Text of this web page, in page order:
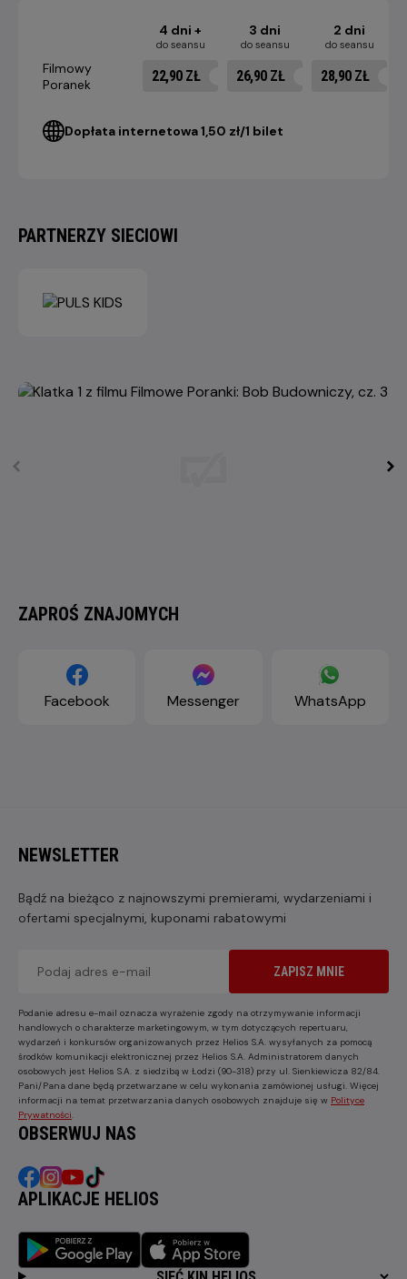
4 dni +
do seansu
3 dni
do seansu
2 dni
do seansu
Filmowy
Poranek
22,90 ZŁ 26,90 ZŁ 28,90 ZŁ
Dopłata internetowa 1,50 zł/1 bilet
PARTNERZY SIECIOWI
ZAPROŚ ZNAJOMYCH
Facebook Messenger WhatsApp
NEWSLETTER
Bądź na bieżąco z najnowszymi premierami, wydarzeniami i
ofertami specjalnymi, kuponami rabatowymi
ZAPISZ MNIE
Podanie adresu e-mail oznacza wyrażenie zgody na otrzymywanie informacji
handlowych o charakterze marketingowym, w tym dotyczących repertuaru,
wydarzeń i konkursów organizowanych przez Helios S.A. wysyłanych za pomocą
środków komunikacji elektronicznej przez Helios S.A. Administratorem danych
osobowych jest Helios S.A. z siedzibą w Łodzi (90-318) przy ul. Sienkiewicza 82/84.
Pani/Pana dane będą przetwarzane w celu wykonania zamówionej usługi. Więcej
informacji na temat przetwarzania danych osobowych znajduje się w Polityce
Prywatności
OBSERWUJ NAS
APLIKACJE HELIOS